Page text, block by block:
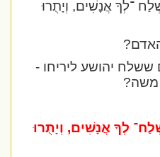
־לְךָ אֲנָשִׁים, וְיָתֻרוּ
יהושע ליריחו -
לְךָ אֲנָשִׁים, וְיָתֻרוּ